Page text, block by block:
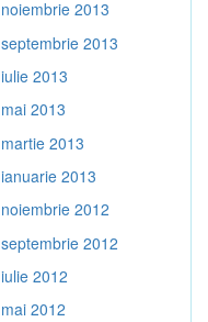
noiembrie 2013
septembrie 2013
iulie 2013
mai 2013
martie 2013
ianuarie 2013
noiembrie 2012
septembrie 2012
iulie 2012
mai 2012